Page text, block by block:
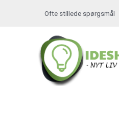
Ofte stillede spørgsmål